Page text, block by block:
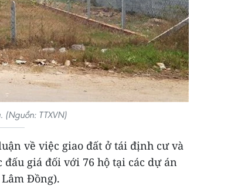
(Nguồn: TTXVN)
về việc giao đất ở tái định cư và
giá đối với 76 hộ tại các dự án
Đồng).